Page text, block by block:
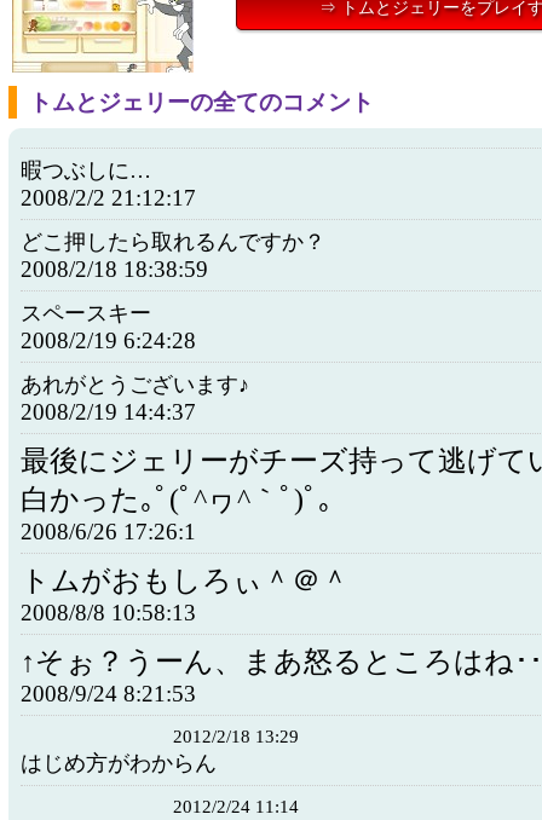
⇒ トムとジェリーをプレイ
トムとジェリーの全てのコメント
暇つぶしに…
2008/2/2 21:12:17
どこ押したら取れるんですか？
2008/2/18 18:38:59
スペースキー
2008/2/19 6:24:28
あれがとうございます♪
2008/2/19 14:4:37
最後にジェリーがチーズ持って逃げて
白かった｡ﾟ(ﾟ^ヮ^｀ﾟ)ﾟ｡
2008/6/26 17:26:1
トムがおもしろぃ＾＠＾
2008/8/8 10:58:13
↑そぉ？うーん、まあ怒るところはね･
2008/9/24 8:21:53
2012/2/18 13:29
はじめ方がわからん
2012/2/24 11:14